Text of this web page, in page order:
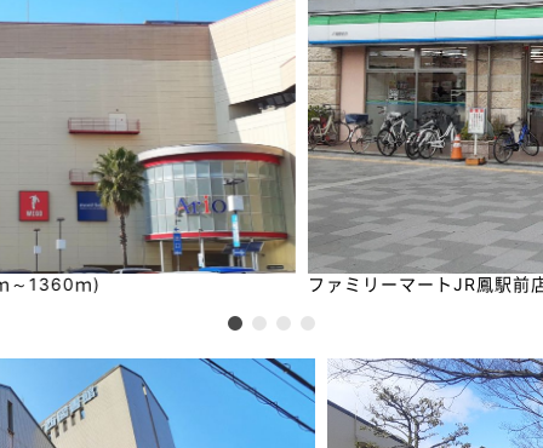
ファミリーマートJR鳳駅前店 徒歩4分～5分